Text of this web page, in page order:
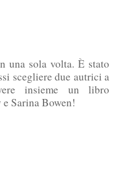
una sola volta. È stato
scegliere due autrici a
insieme un libro
Sarina Bowen!